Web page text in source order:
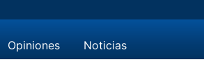
Opiniones Noticias